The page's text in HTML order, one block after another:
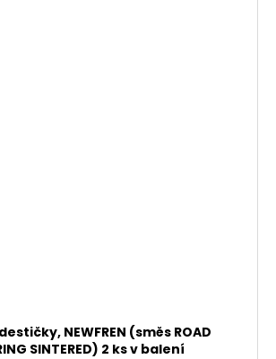
NEWFREN (směs ROAD
SINTERED) 2 ks v balení